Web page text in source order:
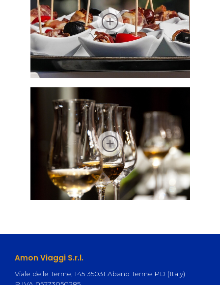
Amon Viaggi S.r.l.
Viale delle Terme, 145 35031 Abano Terme PD (Italy)